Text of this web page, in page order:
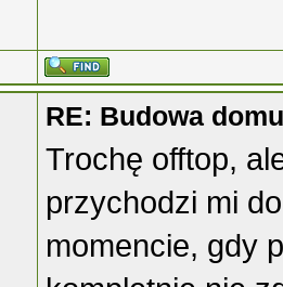
RE: Budowa domu
Trochę offtop,
przychodzi mi
momencie, gdy